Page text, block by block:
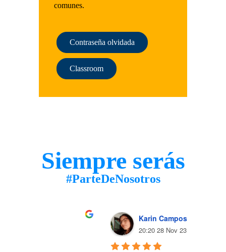
comunes.
Contraseña olvidada
Classroom
Siempre serás
#ParteDeNosotros
Karin Campos
20:20 28 Nov 23